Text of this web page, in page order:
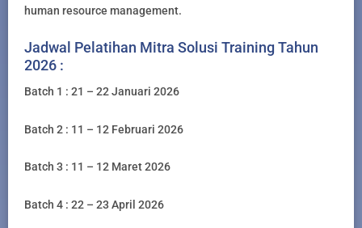
human resource management.
Jadwal Pelatihan Mitra Solusi Training Tahun
2026 :
Batch 1 : 21 – 22 Januari 2026
Batch 2 : 11 – 12 Februari 2026
Batch 3 : 11 – 12 Maret 2026
Batch 4 : 22 – 23 April 2026